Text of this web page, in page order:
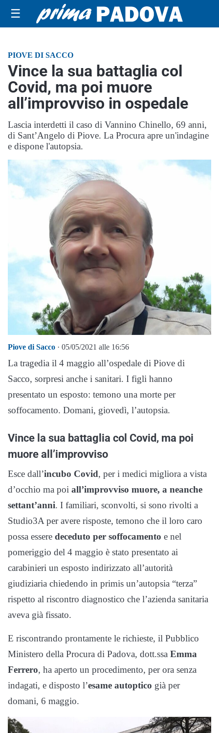
☰
PIOVE DI SACCO
Vince la sua battaglia col
Covid, ma poi muore
all’improvviso in ospedale
Lascia interdetti il caso di Vannino Chinello, 69 anni,
di Sant’Angelo di Piove. La Procura apre un'indagine
e dispone l'autopsia.
Piove di Sacco · 05/05/2021 alle 16:56
La tragedia il 4 maggio all’ospedale di Piove di
Sacco, sorpresi anche i sanitari. I figli hanno
presentato un esposto: temono una morte per
soffocamento. Domani, giovedì, l’autopsia.
Vince la sua battaglia col Covid, ma poi
muore all’improvviso
Esce dall’incubo Covid, per i medici migliora a vista
d’occhio ma poi all’improvviso muore, a neanche
settant’anni. I familiari, sconvolti, si sono rivolti a
Studio3A per avere risposte, temono che il loro caro
possa essere deceduto per soffocamento e nel
pomeriggio del 4 maggio è stato presentato ai
carabinieri un esposto indirizzato all’autorità
giudiziaria chiedendo in primis un’autopsia “terza”
rispetto al riscontro diagnostico che l’azienda sanitaria
aveva già fissato.
E riscontrando prontamente le richieste, il Pubblico
Ministero della Procura di Padova, dott.ssa Emma
Ferrero, ha aperto un procedimento, per ora senza
indagati, e disposto l’esame autoptico già per
domani, 6 maggio.